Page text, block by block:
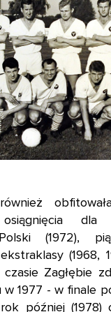
osiągnięcia
(1972),
(1968,
Zagłębie
w 1977 - w finale
później (1978)